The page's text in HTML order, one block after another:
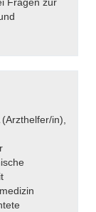
in),